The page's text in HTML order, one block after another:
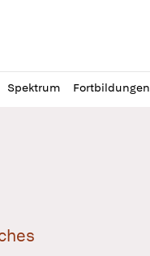
Spektrum Fortbildungen